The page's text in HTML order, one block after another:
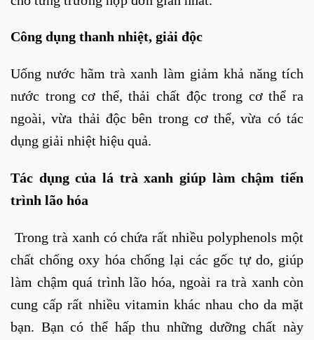
Công dụng thanh nhiệt, giải độc
Uống nước hãm trà xanh làm giảm khả năng tích
nước trong cơ thể, thải chất độc trong cơ thể ra
ngoài, vừa thải độc bên trong cơ thể, vừa có tác
dụng giải nhiệt hiệu quả.
Tác dụng của lá trà xanh giúp làm chậm tiến
trình lão hóa
Trong trà xanh có chứa rất nhiều polyphenols một
chất chống oxy hóa chống lại các gốc tự do, giúp
làm chậm quá trình lão hóa, ngoài ra trà xanh còn
cung cấp rất nhiều vitamin khác nhau cho da mặt
bạn. Bạn có thể hấp thu những dưỡng chất này